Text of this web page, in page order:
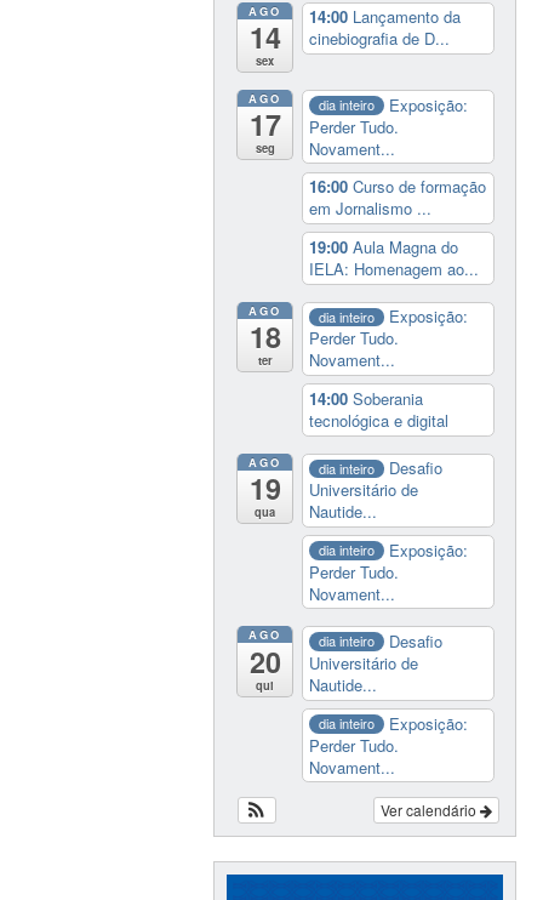
AGO
14
sex
14:00 Lançamento da
cinebiografia de D...
AGO
17
seg
dia inteiro
Exposição:
Perder Tudo.
Novament...
16:00Curso de formação
em Jornalismo ...
19:00Aula Magna do
IELA: Homenagem ao...
AGO
18
ter
dia inteiro
Exposição:
Perder Tudo.
Novament...
14:00Soberania
tecnológica e digital
AGO
19
qua
dia inteiro
Desafio
Universitário de
Nautide...
dia inteiro
Exposição:
Perder Tudo.
Novament...
AGO
20
qui
dia inteiro
Desafio
Universitário de
Nautide...
dia inteiro
Exposição:
Perder Tudo.
Novament...
Ver calendário